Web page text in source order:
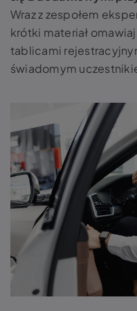
Wraz z zespołem
krótki materiał
tablicami
świadomym